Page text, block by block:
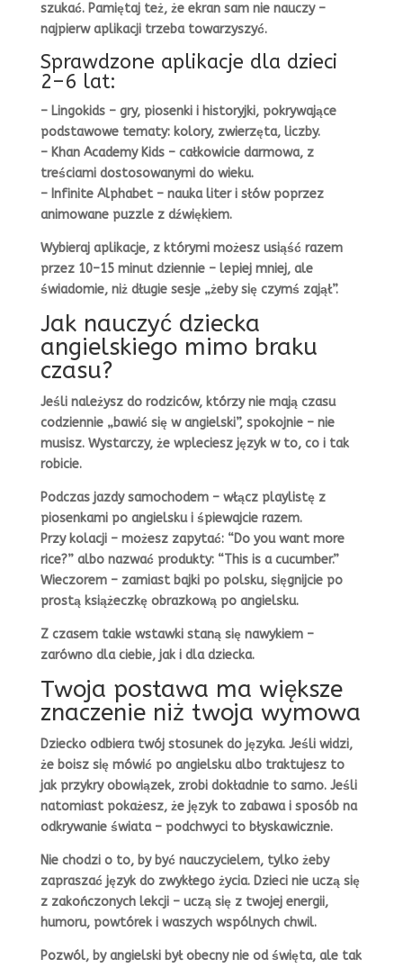
szukać. Pamiętaj też, że ekran sam nie nauczy –
najpierw aplikacji trzeba towarzyszyć.
Sprawdzone aplikacje dla dzieci
2–6 lat:
– Lingokids – gry, piosenki i historyjki, pokrywające
podstawowe tematy: kolory, zwierzęta, liczby.
– Khan Academy Kids – całkowicie darmowa, z
treściami dostosowanymi do wieku.
– Infinite Alphabet – nauka liter i słów poprzez
animowane puzzle z dźwiękiem.
Wybieraj aplikacje, z którymi możesz usiąść razem
przez 10–15 minut dziennie – lepiej mniej, ale
świadomie, niż długie sesje „żeby się czymś zajął”.
Jak nauczyć dziecka
angielskiego mimo braku
czasu?
Jeśli należysz do rodziców, którzy nie mają czasu
codziennie „bawić się w angielski”, spokojnie – nie
musisz. Wystarczy, że wpleciesz język w to, co i tak
robicie.
Podczas jazdy samochodem – włącz playlistę z
piosenkami po angielsku i śpiewajcie razem.
Przy kolacji – możesz zapytać: “Do you want more
rice?” albo nazwać produkty: “This is a cucumber.”
Wieczorem – zamiast bajki po polsku, sięgnijcie po
prostą książeczkę obrazkową po angielsku.
Z czasem takie wstawki staną się nawykiem –
zarówno dla ciebie, jak i dla dziecka.
Twoja postawa ma większe
znaczenie niż twoja wymowa
Dziecko odbiera twój stosunek do języka. Jeśli widzi,
że boisz się mówić po angielsku albo traktujesz to
jak przykry obowiązek, zrobi dokładnie to samo. Jeśli
natomiast pokażesz, że język to zabawa i sposób na
odkrywanie świata – podchwyci to błyskawicznie.
Nie chodzi o to, by być nauczycielem, tylko żeby
zapraszać język do zwykłego życia. Dzieci nie uczą się
z zakończonych lekcji – uczą się z twojej energii,
humoru, powtórek i waszych wspólnych chwil.
Pozwól, by angielski był obecny nie od święta, ale tak